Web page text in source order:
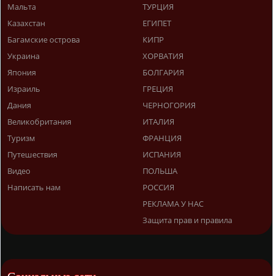
Мальта
Казахстан
Багамские острова
Украина
Япония
Израиль
Дания
Великобритания
Туризм
Путешествия
Видео
Написать нам
ТУРЦИЯ
ЕГИПЕТ
КИПР
ХОРВАТИЯ
БОЛГАРИЯ
ГРЕЦИЯ
ЧЕРНОГОРИЯ
ИТАЛИЯ
ФРАНЦИЯ
ИСПАНИЯ
ПОЛЬША
РОССИЯ
РЕКЛАМА У НАС
Защита прав и правила